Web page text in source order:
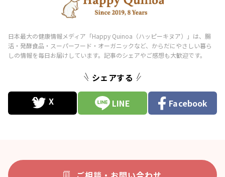
シェアする
LINE Facebook